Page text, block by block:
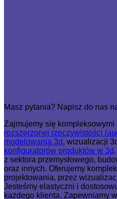
Masz pytania? Napisz do nas
Zajmujemy się kompleksowymi
rozszerzonej rzeczywistości
modelowania 3d, wizualizacji
konfiguratorów produktów w 3d
z sektora przemysłowego,
oraz innych. Oferujemy
projektowania, przez
Jesteśmy elastyczni i
każdego klienta. Zapewniamy